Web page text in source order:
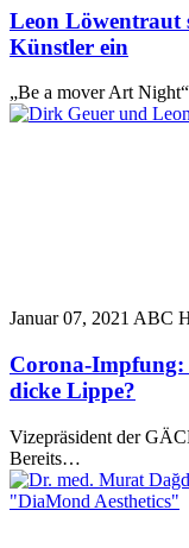
Leon Löwentraut
Künstler ein
„Be a mover Art
Januar 07, 2021 ABC
Corona-Impfung:
dicke Lippe?
Vizepräsident der
Bereits…